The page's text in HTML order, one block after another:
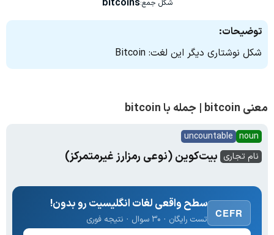
شکل جمع:bitcoins
توضیحات:
شکل نوشتاری دیگر این لغت: Bitcoin
معنی bitcoin | جمله با bitcoin
noun
uncountable
نام تجاری بیت‌کوین (نوعی رمزارز غیرمتمرکز)
CEFR
سطح واقعی لغات انگلیسیت رو بدون!
تست رایگان · ۳۰ سوال · نتیجه فوری